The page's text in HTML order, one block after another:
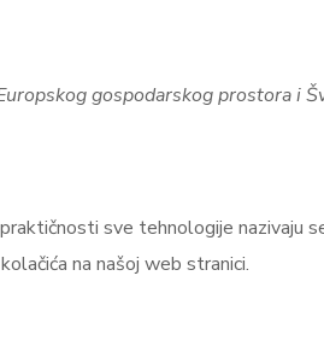
gospodarskog prostora i
sve tehnologije nazivaju
na našoj web stranici.